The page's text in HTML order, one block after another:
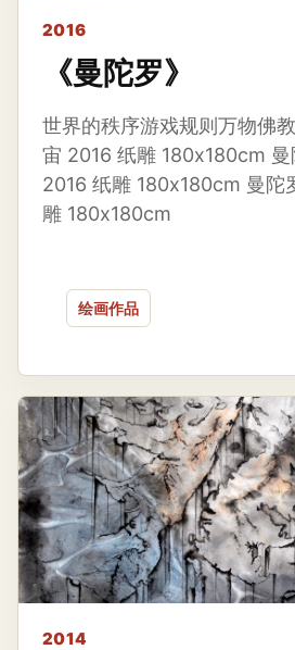
2016
《曼陀罗》
世界的秩序游戏规则万物佛
宙 2016 纸雕 180x180cm
2016 纸雕 180x180cm 曼陀
雕 180x180cm
绘画作品
2014